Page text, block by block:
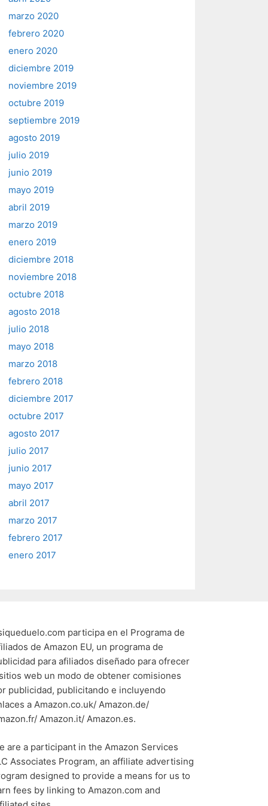
marzo 2020
febrero 2020
enero 2020
diciembre 2019
noviembre 2019
octubre 2019
septiembre 2019
agosto 2019
julio 2019
junio 2019
mayo 2019
abril 2019
marzo 2019
enero 2019
diciembre 2018
noviembre 2018
octubre 2018
agosto 2018
julio 2018
mayo 2018
marzo 2018
febrero 2018
diciembre 2017
octubre 2017
agosto 2017
julio 2017
junio 2017
mayo 2017
abril 2017
marzo 2017
febrero 2017
enero 2017
participa en el Programa de
de Amazon EU, un programa de
para afiliados diseñado para ofrecer
web un modo de obtener comisiones
publicidad, publicitando e incluyendo
a Amazon.co.uk/ Amazon.de/
Amazon.it/ Amazon.es.
are a participant in the Amazon Services
Associates Program, an affiliate advertising
designed to provide a means for us to
fees by linking to Amazon.com and